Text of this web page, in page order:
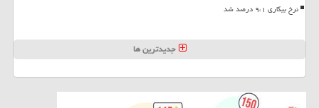
نرخ بیکاری ۹،۱ درصد شد
جدیدترین ها